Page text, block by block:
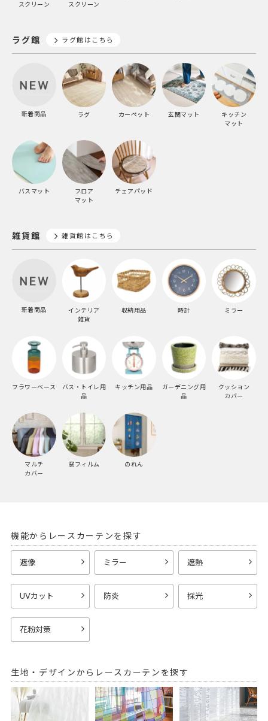
スクリーン
スクリーン
ラグ館 ラグ館はこちら
新着商品 ラグ カーペット 玄関マット
キッチン
マット
バスマット
フロア
マット
チェアパッド
雑貨館 雑貨館はこちら
新着商品
インテリア
雑貨
収納用品 時計 ミラー
フラワーベース
バス・トイレ用
品
キッチン用品
ガーデニング用
品
クッション
カバー
マルチ
カバー
窓フィルム のれん
機能からレースカーテンを探す
遮像 ミラー 遮熱
UVカット 防炎 採光
花粉対策
生地・デザインからレースカーテンを探す